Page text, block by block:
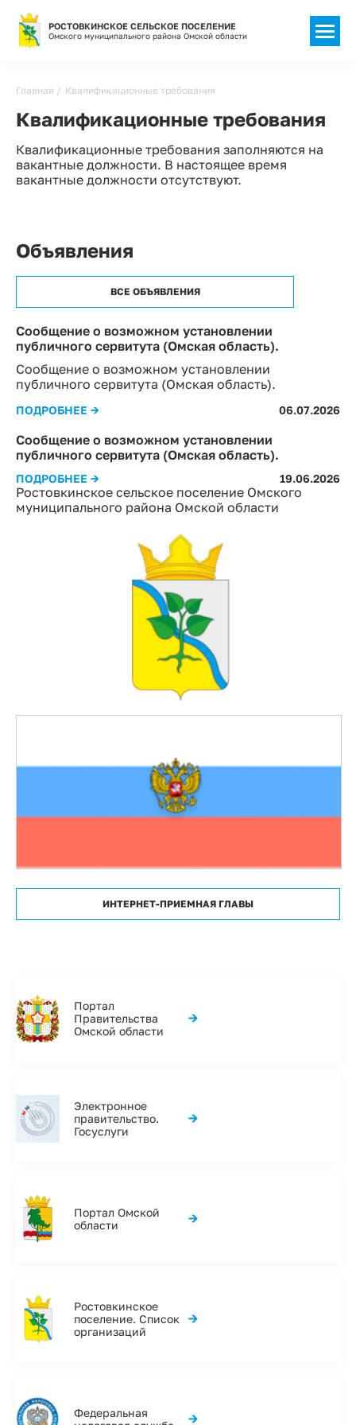
РОСТОВКИНСКОЕ СЕЛЬСКОЕ ПОСЕЛЕНИЕ
Омского муниципального района Омской области
Ростовкинское сельское поселение Омского
муниципального района Омской области
ИНТЕРНЕТ-ПРИЕМНАЯ ГЛАВЫ
Строка
навигации
Главная Квалификационные требования
Квалификационные требования
Квалификационные требования заполняются на
вакантные должности. В настоящее время
вакантные должности отсутствуют.
Объявления
ВСЕ ОБЪЯВЛЕНИЯ
Сообщение о возможном установлении
публичного сервитута (Омская область).
Сообщение о возможном установлении
публичного сервитута (Омская область).
ПОДРОБНЕЕ → 06.07.2026
Сообщение о возможном установлении
публичного сервитута (Омская область).
ПОДРОБНЕЕ → 19.06.2026
Портал
Правительства
Омской области
→
Электронное
правительство.
Госуслуги
→
Портал Омской
области
→
Ростовкинское
поселение. Список
организаций
→
Федеральная
→